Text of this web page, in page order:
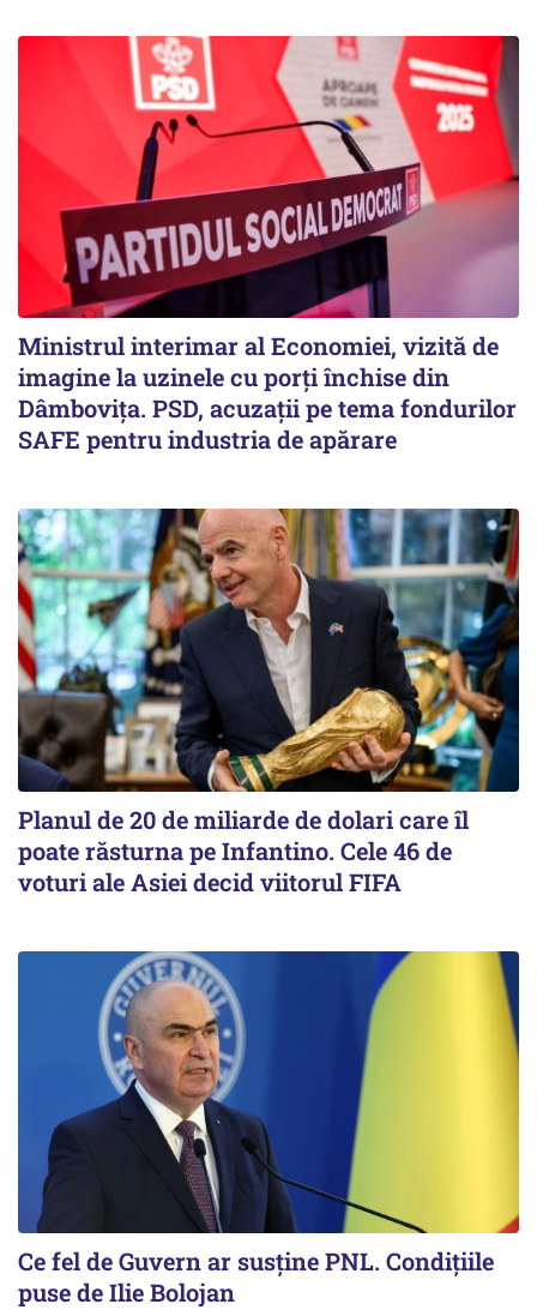
Ministrul interimar al Economiei, vizită de
imagine la uzinele cu porți închise din
Dâmbovița. PSD, acuzații pe tema fondurilor
SAFE pentru industria de apărare
Planul de 20 de miliarde de dolari care îl
poate răsturna pe Infantino. Cele 46 de
voturi ale Asiei decid viitorul FIFA
Ce fel de Guvern ar susține PNL. Condițiile
puse de Ilie Bolojan